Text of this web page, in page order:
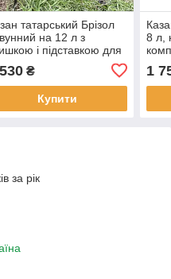
татарський Брізол
на 12 л з
і підставкою для
₴
Купити
8 л,
1
за рік